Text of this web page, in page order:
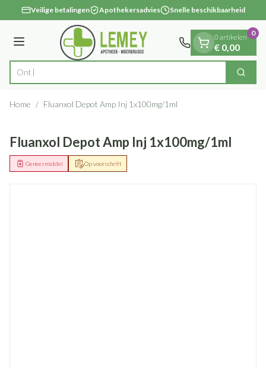
Ga naar de inhoud
1 van 1Veilige betalingen Apothekersadvies Snelle beschikbaarheid
Menu
Product, merk, categorie... Zoek
0 artikelen
€ 0,00
0
Home / Fluanxol Depot Amp Inj 1x100mg/1ml
Fluanxol Depot Amp Inj 1x100mg/1ml
Op voorschrift
Geneesmiddel